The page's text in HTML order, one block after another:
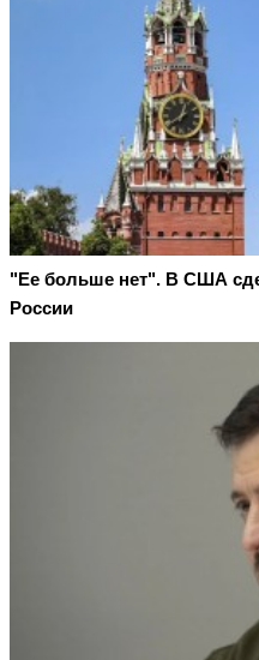
"Ее больше нет". В США
России